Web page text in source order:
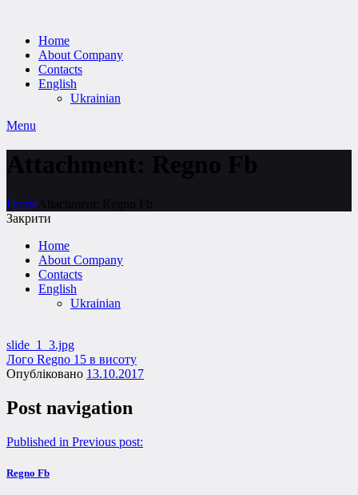
Home
About Company
Contacts
English
Ukrainian
Menu
Attachment: Regno Fb
Home Attachment: Regno Fb
Закрити
Home
About Company
Contacts
English
Ukrainian
slide_1_3.jpg
Лого Regno 15 в висоту
Опубліковано 13.10.2017
Post navigation
Published in Previous post:
Regno Fb